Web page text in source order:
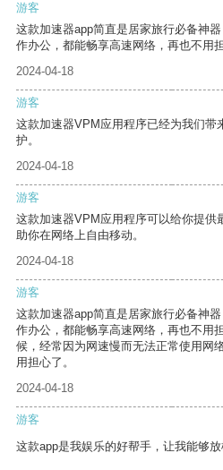
游客
这款加速器app简直是居家旅行必备神
作办公，都能畅享高速网络，再也不用
2024-04-18
游客
这款加速器VPM应用程序已经为我们带
护。
2024-04-18
游客
这款加速器VPM应用程序可以给你提供
助你在网络上自由移动。
2024-04-18
游客
这款加速器app简直是居家旅行必备神
作办公，都能畅享高速网络，再也不用
候，经常因为网速慢而无法正常使用网
用担心了。
2024-04-18
游客
这款app是我娱乐的好帮手，让我能够放